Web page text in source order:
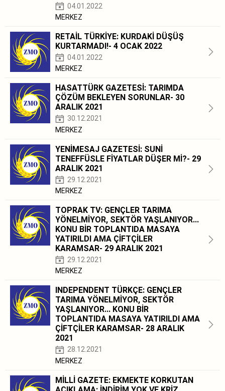
04.01.2022
MERKEZ
RETAİL TÜRKİYE: KURDAKİ DÜŞÜŞ
KURTARMADI!- 4 OCAK 2022
04.01.2022
MERKEZ
HASATTÜRK GAZETESİ: TARIMDA
ÇÖZÜM BEKLEYEN SORUNLAR- 30
ARALIK 2021
30.12.2021
MERKEZ
YENİMESAJ GAZETESİ: SUNİ
TENEFFÜSLE FİYATLAR DÜŞER Mİ?- 29
ARALIK 2021
29.12.2021
MERKEZ
TOPRAK TV: GENÇLER TARIMA
YÖNELMİYOR, SEKTÖR YAŞLANIYOR...
KONU BİR TOPLANTIDA MASAYA
YATIRILDI AMA ÇİFTÇİLER
KARAMSAR- 29 ARALIK 2021
29.12.2021
MERKEZ
INDEPENDENT TÜRKÇE: GENÇLER
TARIMA YÖNELMİYOR, SEKTÖR
YAŞLANIYOR... KONU BİR
TOPLANTIDA MASAYA YATIRILDI AMA
ÇİFTÇİLER KARAMSAR- 28 ARALIK
2021
28.12.2021
MERKEZ
MİLLİ GAZETE: EKMEKTE KORKUTAN